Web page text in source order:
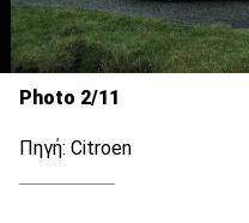
Photo 2/11
Πηγή: Citroen